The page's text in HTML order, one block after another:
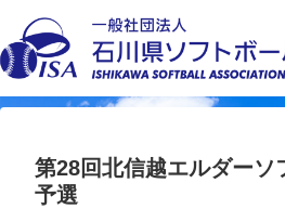
第28回北信越エルダーソ
予選